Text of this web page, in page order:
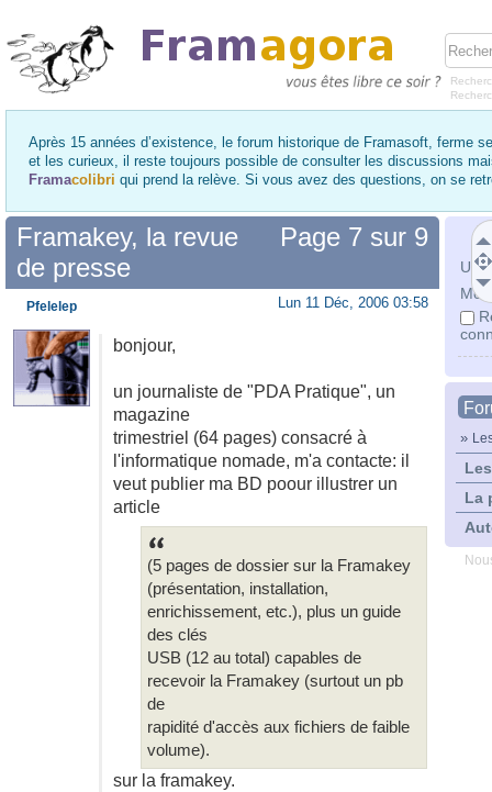
Après 15 années d’existence, le forum historique de Framasoft, ferme
et les curieux, il reste toujours possible de consulter les discussions
Framacolibri qui prend la relève. Si vous avez des questions, on se
Mot
»
La
Page 7 sur 9
Framakey, la revue
de presse
Lun 11 Déc, 2006 03:58
bonjour,
un journaliste de "PDA Pratique", un
magazine
trimestriel (64 pages) consacré à
l'informatique nomade, m'a contacte: il
veut publier ma BD poour illustrer un
article
(5 pages de dossier sur la Framakey
(présentation, installation,
enrichissement, etc.), plus un guide
des clés
USB (12 au total) capables de
recevoir la Framakey (surtout un pb
de
rapidité d'accès aux fichiers de faible
volume).
sur la framakey.
Pfelelep